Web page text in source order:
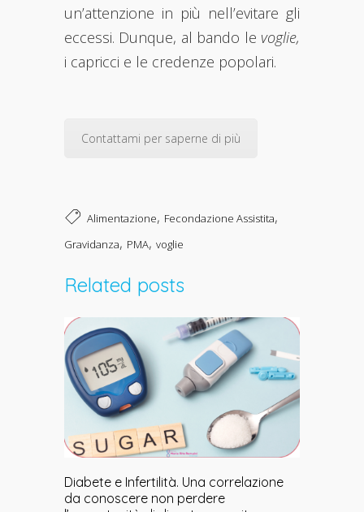
un’attenzione in più nell’evitare gli
eccessi. Dunque, al bando le voglie,
i capricci e le credenze popolari.
Contattami per saperne di più
Alimentazione, Fecondazione Assistita,
Gravidanza, PMA, voglie
Related posts
Diabete e Infertilità. Una correlazione
da conoscere non perdere